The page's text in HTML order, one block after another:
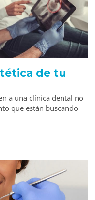
de tu
a una clínica dental no
que están buscando